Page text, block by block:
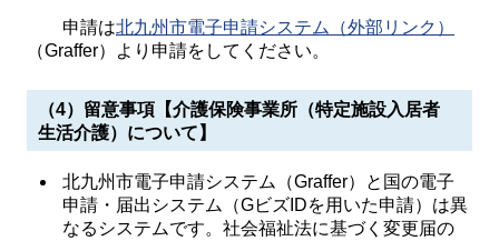
申請は北九州市電子申請システム（外部リンク）
（Graffer）より申請をしてください。
（4）留意事項【介護保険事業所（特定施設入居者
生活介護）について】
北九州市電子申請システム（Graffer）と国の電子
申請・届出システム（GビズIDを用いた申請）は異
なるシステムです。社会福祉法に基づく変更届の